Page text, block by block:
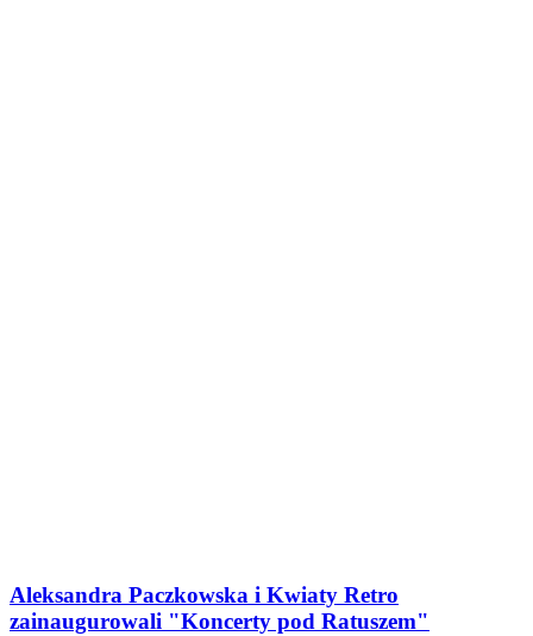
Aleksandra Paczkowska i Kwiaty Retro
zainaugurowali "Koncerty pod Ratuszem"